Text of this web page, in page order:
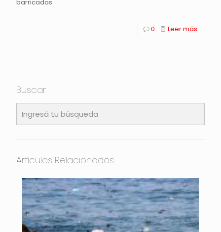
barricadas.
0 Leer más
Buscar
Artículos Relacionados